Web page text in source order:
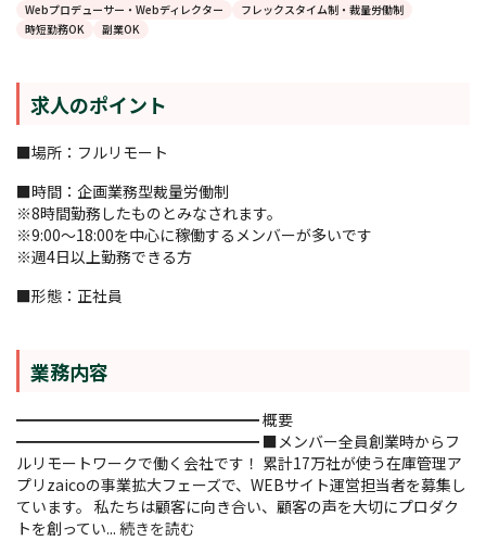
Webプロデューサー・Webディレクター
フレックスタイム制・裁量労働制
時短勤務OK
副業OK
求人のポイント
■場所：フルリモート
■時間：企画業務型裁量労働制
※8時間勤務したものとみなされます。
※9:00〜18:00を中心に稼働するメンバーが多いです
※週4日以上勤務できる方
■形態：正社員
業務内容
━━━━━━━━━━━━━━━━ 概要
━━━━━━━━━━━━━━━━ ■メンバー全員創業時からフ
ルリモートワークで働く会社です！ 累計17万社が使う在庫管理ア
プリzaicoの事業拡大フェーズで、WEBサイト運営担当者を募集し
ています。 私たちは顧客に向き合い、顧客の声を大切にプロダク
トを創ってい... 続きを読む